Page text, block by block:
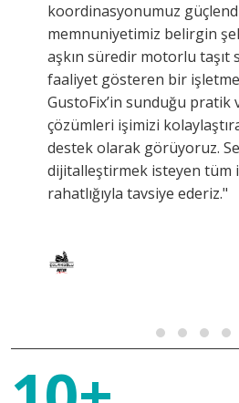
koordinasyonumuz
memnuniyetimiz belirgin
aşkın süredir motorlu taşıt
faaliyet gösteren bir
GustoFix’in sunduğu pratik
çözümleri işimizi
destek olarak görüyoruz.
dijitalleştirmek isteyen tüm
rahatlığıyla tavsiye ederiz."